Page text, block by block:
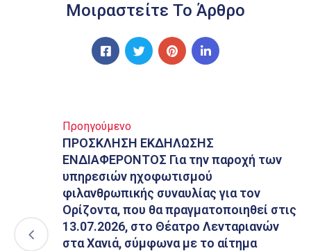
Μοιραστείτε Το Άρθρο
Προηγούμενο
ΠΡΟΣΚΛΗΣΗ ΕΚΔΗΛΩΣΗΣ
ΕΝΔΙΑΦΕΡΟΝΤΟΣ Για την παροχή των
υπηρεσιών ηχοφωτισμού
φιλανθρωπικής συναυλίας για τον
Ορίζοντα, που θα πραγματοποιηθεί στις
13.07.2026, στο Θέατρο Λενταριανών
στα Χανιά, σύμφωνα με το αίτημα